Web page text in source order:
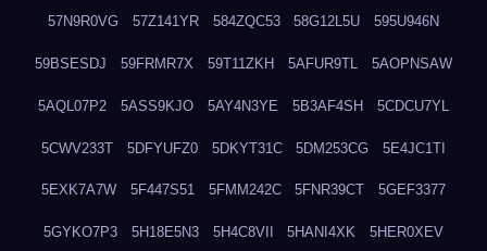
57N9R0VG 57Z141YR 584ZQC53 58G12L5U 595U946N
59BSESDJ 59FRMR7X 59T11ZKH 5AFUR9TL 5AOPNSAW
5AQL07P2 5ASS9KJO 5AY4N3YE 5B3AF4SH 5CDCU7YL
5CWV233T 5DFYUFZ0 5DKYT31C 5DM253CG 5E4JC1TI
5EXK7A7W 5F447S51 5FMM242C 5FNR39CT 5GEF3377
5GYKO7P3 5H18E5N3 5H4C8VII 5HANI4XK 5HER0XEV